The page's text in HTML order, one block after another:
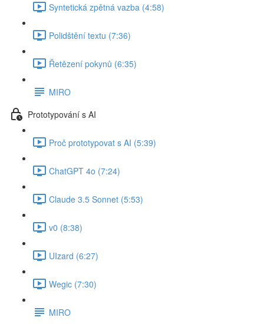
Syntetická zpětná vazba (4:58)
Polidštění textu (7:36)
Řetězení pokynů (6:35)
MIRO
Prototypování s AI
Proč prototypovat s AI (5:39)
ChatGPT 4o (7:24)
Claude 3.5 Sonnet (5:53)
v0 (8:38)
UIzard (6:27)
Wegic (7:30)
MIRO